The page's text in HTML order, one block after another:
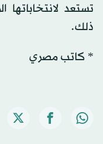
تستعد لانتخاباتها
ذلك.
* كاتب مصري